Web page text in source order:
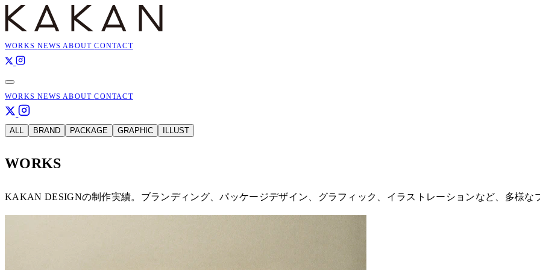
WORKSNEWSABOUTCONTACT
WORKSNEWSABOUTCONTACT
ALL BRAND PACKAGE GRAPHIC ILLUST
WORKS
KAKAN DESIGNの制作実績。ブランディング、パッケージデザイン、グラフィック、イラストレーションなど、多様な